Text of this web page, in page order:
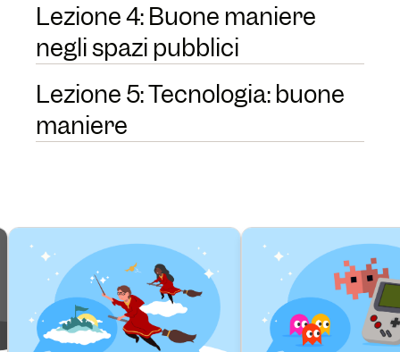
Lezione 4: Buone maniere
negli spazi pubblici
Lezione 5: Tecnologia: buone
maniere